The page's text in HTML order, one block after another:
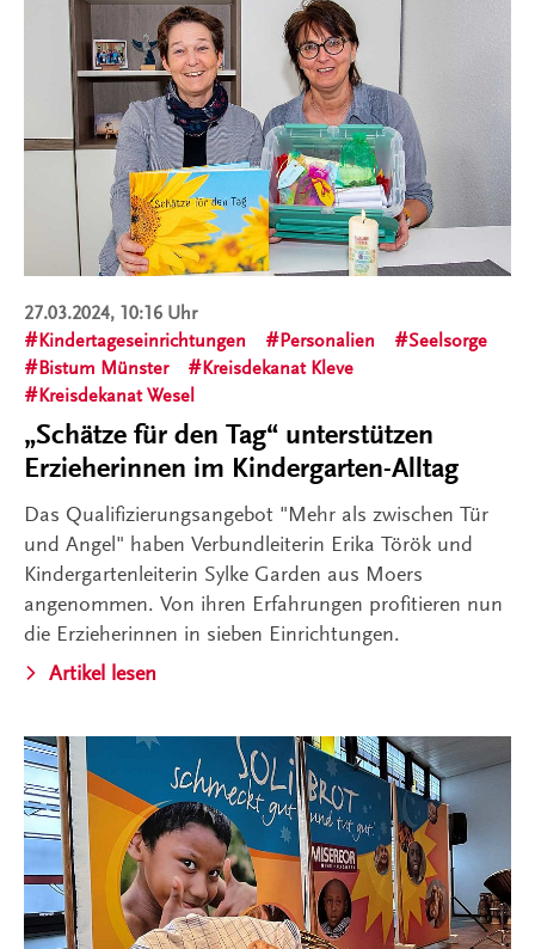
27.03.2024, 10:16 Uhr
Kindertageseinrichtungen
Personalien
Seelsorge
Bistum Münster
Kreisdekanat Kleve
Kreisdekanat Wesel
„Schätze für den Tag“ unterstützen
Erzieherinnen im Kindergarten-Alltag
Das Qualifizierungsangebot "Mehr als zwischen Tür
und Angel" haben Verbundleiterin Erika Török und
Kindergartenleiterin Sylke Garden aus Moers
angenommen. Von ihren Erfahrungen profitieren nun
die Erzieherinnen in sieben Einrichtungen.
Artikel lesen